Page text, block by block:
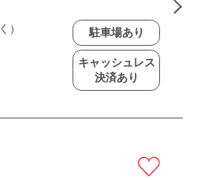
）
駐車場あり
キャッシュレス
決済あり